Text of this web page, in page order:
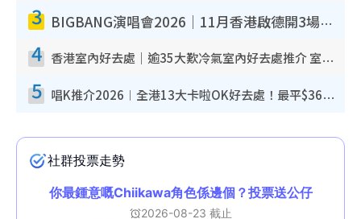
3 BIGBANG演唱會2026｜11月香港啟德開3場！實名制VIP申請、優先購票攻略
4 香港室內好去處｜逾35大歎冷氣室內好去處推介 室內活動免費避雨無懼落雨
5 唱K推介2026︱全港13大卡啦OK好去處！最平$36起 日文K都有！(附地址+收費詳情)